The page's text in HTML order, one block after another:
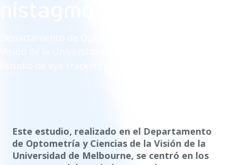
Este estudio, realizado en el Departamento
de Optometría y Ciencias de la Visión de la
Universidad de Melbourne, se centró en los